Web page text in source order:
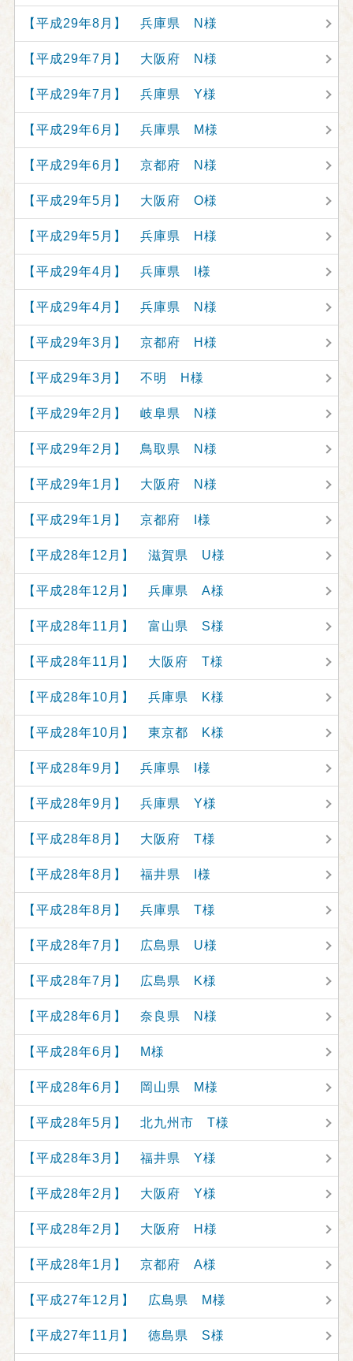
【平成29年8月】 兵庫県 N様
【平成29年7月】 大阪府 N様
【平成29年7月】 兵庫県 Y様
【平成29年6月】 兵庫県 M様
【平成29年6月】 京都府 N様
【平成29年5月】 大阪府 O様
【平成29年5月】 兵庫県 H様
【平成29年4月】 兵庫県 I様
【平成29年4月】 兵庫県 N様
【平成29年3月】 京都府 H様
【平成29年3月】 不明 H様
【平成29年2月】 岐阜県 N様
【平成29年2月】 鳥取県 N様
【平成29年1月】 大阪府 N様
【平成29年1月】 京都府 I様
【平成28年12月】 滋賀県 U様
【平成28年12月】 兵庫県 A様
【平成28年11月】 富山県 S様
【平成28年11月】 大阪府 T様
【平成28年10月】 兵庫県 K様
【平成28年10月】 東京都 K様
【平成28年9月】 兵庫県 I様
【平成28年9月】 兵庫県 Y様
【平成28年8月】 大阪府 T様
【平成28年8月】 福井県 I様
【平成28年8月】 兵庫県 T様
【平成28年7月】 広島県 U様
【平成28年7月】 広島県 K様
【平成28年6月】 奈良県 N様
【平成28年6月】 M様
【平成28年6月】 岡山県 M様
【平成28年5月】 北九州市 T様
【平成28年3月】 福井県 Y様
【平成28年2月】 大阪府 Y様
【平成28年2月】 大阪府 H様
【平成28年1月】 京都府 A様
【平成27年12月】 広島県 M様
【平成27年11月】 徳島県 S様